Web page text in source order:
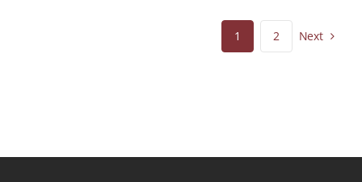
1 2 Next